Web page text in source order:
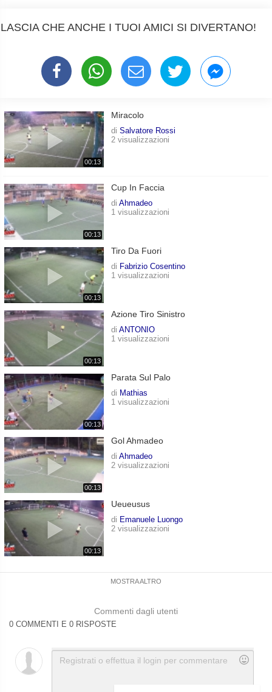
LASCIA CHE ANCHE I TUOI AMICI SI DIVERTANO!
00:13
Miracolo
di Salvatore Rossi
2 visualizzazioni
00:13
Cup In Faccia
di Ahmadeo
1 visualizzazioni
00:13
Tiro Da Fuori
di Fabrizio Cosentino
1 visualizzazioni
00:13
Azione Tiro Sinistro
di ANTONIO
1 visualizzazioni
00:13
Parata Sul Palo
di Mathias
1 visualizzazioni
00:13
Gol Ahmadeo
di Ahmadeo
2 visualizzazioni
00:13
Ueueusus
di Emanuele Luongo
2 visualizzazioni
MOSTRA ALTRO
Commenti dagli utenti
0 COMMENTI E 0 RISPOSTE